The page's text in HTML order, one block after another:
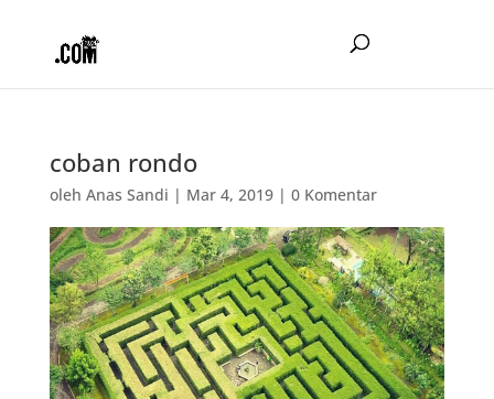
coban rondo
oleh Anas Sandi | Mar 4, 2019| 0 Komentar